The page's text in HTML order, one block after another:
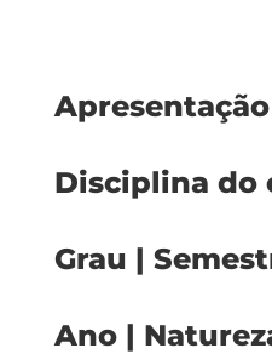
Apresentação
Disciplina do
Grau |
Ano |